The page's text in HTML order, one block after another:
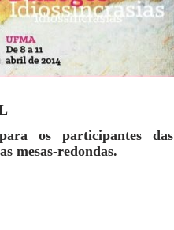
os participantes das
mesas-redondas.